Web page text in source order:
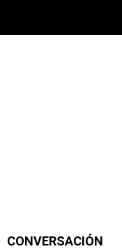
CONVERSACIÓN